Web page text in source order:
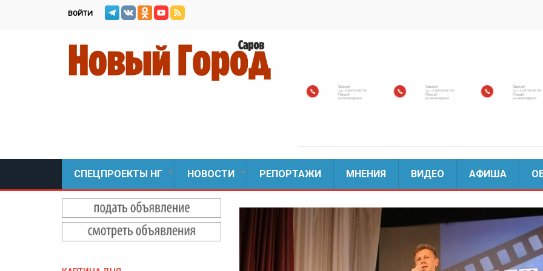
ВОЙТИ
+
СПЕЦПРОЕКТЫ НГ +
НОВОСТИ РЕПОРТАЖИ МНЕНИЯ ВИДЕО АФИША